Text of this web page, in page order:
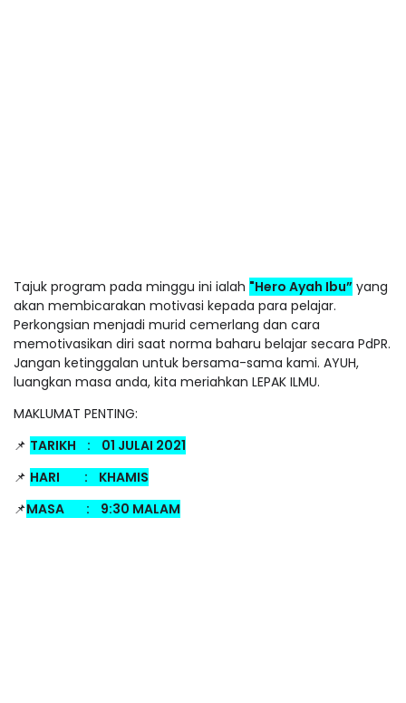
Tajuk program pada minggu ini ialah "Hero Ayah Ibu” yang
akan membicarakan motivasi kepada para pelajar.
Perkongsian menjadi murid cemerlang dan cara
memotivasikan diri saat norma baharu belajar secara PdPR.
Jangan ketinggalan untuk bersama-sama kami. AYUH,
luangkan masa anda, kita meriahkan LEPAK ILMU.
MAKLUMAT PENTING:
📌 TARIKH :
01 JULAI 2021
📌 HARI :
KHAMIS
📌MASA : 9:30 MALAM